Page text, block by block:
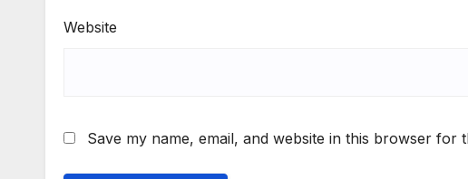
Website
Save my name, email, and website in this browser for